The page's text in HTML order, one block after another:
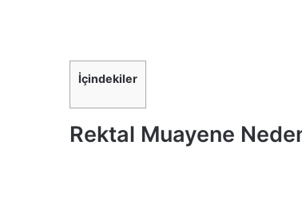
İçindekiler
Rektal Muayene